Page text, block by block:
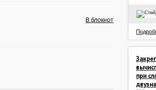
В блокнот
при